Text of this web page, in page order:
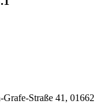
Straße 41, 01662